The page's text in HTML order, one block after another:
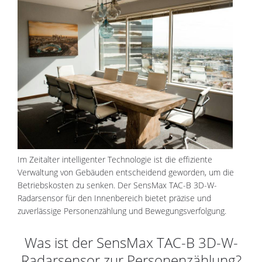
Im Zeitalter intelligenter Technologie ist die effiziente
Verwaltung von Gebäuden entscheidend geworden, um die
Betriebskosten zu senken. Der SensMax TAC-B 3D-W-
Radarsensor für den Innenbereich bietet präzise und
zuverlässige Personenzählung und Bewegungsverfolgung.
Was ist der SensMax TAC-B 3D-W-